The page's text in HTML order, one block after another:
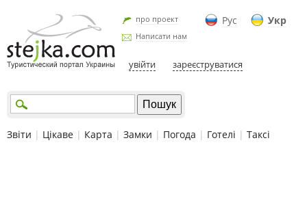
Рус Укр
про проект
Написати нам
увійти зареєструватися
Звіти | Цікаве | Карта | Замки | Погода | Готелі | Таксі